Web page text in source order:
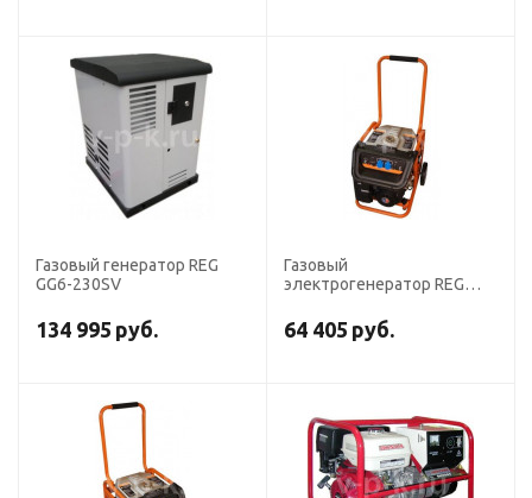
Газовый генератор REG
GG6-230SV
134 995 руб.
Газовый
электрогенератор REG
64 405 руб.